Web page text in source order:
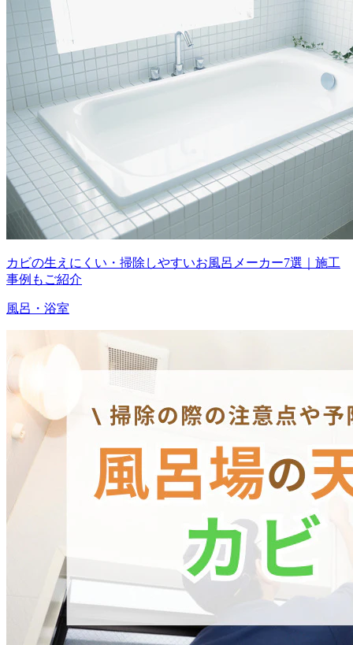
カビの生えにくい・掃除しやすいお風呂メーカー7選｜施工
事例もご紹介
風呂・浴室